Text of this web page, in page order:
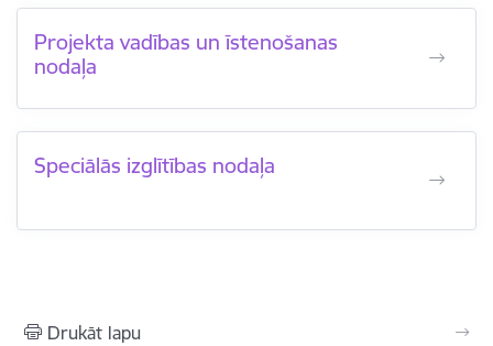
Projekta vadības un īstenošanas
nodaļa
Speciālās izglītības nodaļa
Drukāt lapu